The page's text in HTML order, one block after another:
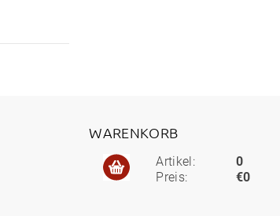
WARENKORB
Artikel:
Preis:
0
€0